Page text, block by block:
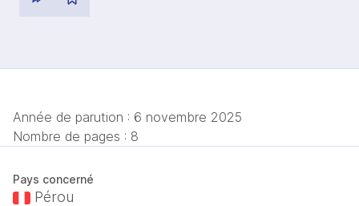
Année de parution : 6 novembre 2025
Nombre de pages : 8
Pays concerné
Pérou